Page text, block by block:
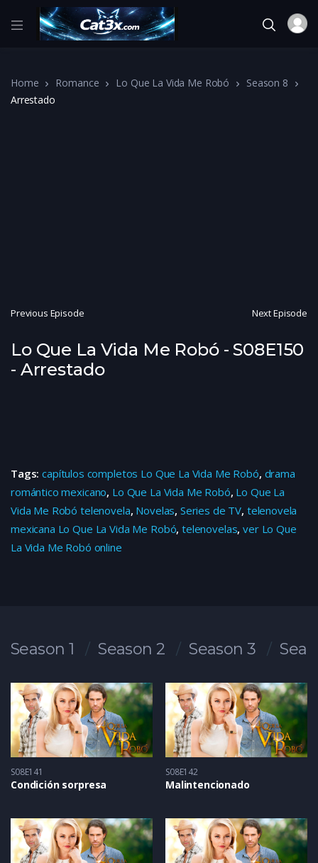
Home Romance Lo Que La Vida Me Robó
Season 8
Arrestado
Previous Episode Next Episode
Lo Que La Vida Me Robó - S08E150
- Arrestado
Tags:capítulos completos Lo Que La Vida Me Robó, drama
romántico mexicano, Lo Que La Vida Me Robó, Lo Que La
Vida Me Robó telenovela, Novelas, Series de TV, telenovela
mexicana Lo Que La Vida Me Robó,telenovelas,ver Lo Que
La Vida Me Robó online
Season 1 Season 2 Season 3
S08E141
Condición sorpresa
S08E142
Malintencionado